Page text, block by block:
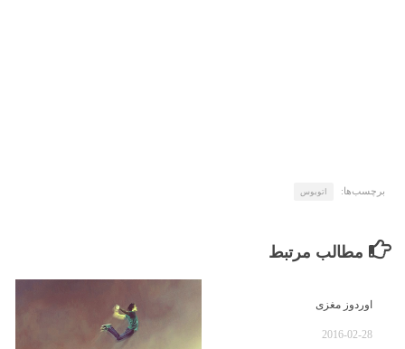
برچسب‌ها: اتوبوس
مطالب مرتبط
اوردوز مغزی
2016-02-28